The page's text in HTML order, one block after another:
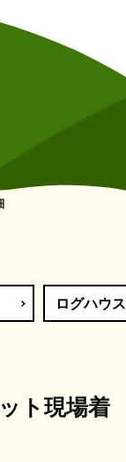
ログハウ
ト現場着